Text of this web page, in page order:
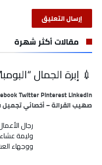
مقالات أكثر شهرة
💉 إبرة الجمال
صهيب القرالة – أخصائي
رجال
وليمة
ووجهاء